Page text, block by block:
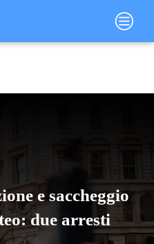
Main
Menu
e saccheggio
due arresti